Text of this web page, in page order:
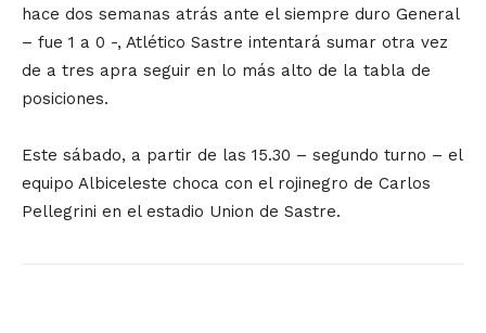
hace dos semanas atrás ante el siempre duro General
– fue 1 a 0 -, Atlético Sastre intentará sumar otra vez
de a tres apra seguir en lo más alto de la tabla de
posiciones.
Este sábado, a partir de las 15.30 – segundo turno – el
equipo Albiceleste choca con el rojinegro de Carlos
Pellegrini en el estadio Union de Sastre.